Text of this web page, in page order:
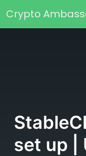
Main
Crypto
set up |